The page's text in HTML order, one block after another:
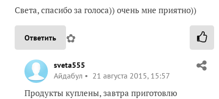
Света, спасибо за голоса)) очень мне приятно))
Ответить ✿
sveta555
Айдабул
21 августа 2015, 15:57
Продукты куплены, завтра приготовлю